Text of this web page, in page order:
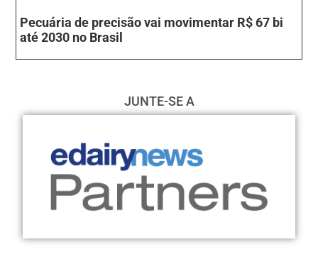
Pecuária de precisão vai movimentar R$ 67 bi
até 2030 no Brasil
JUNTE-SE A